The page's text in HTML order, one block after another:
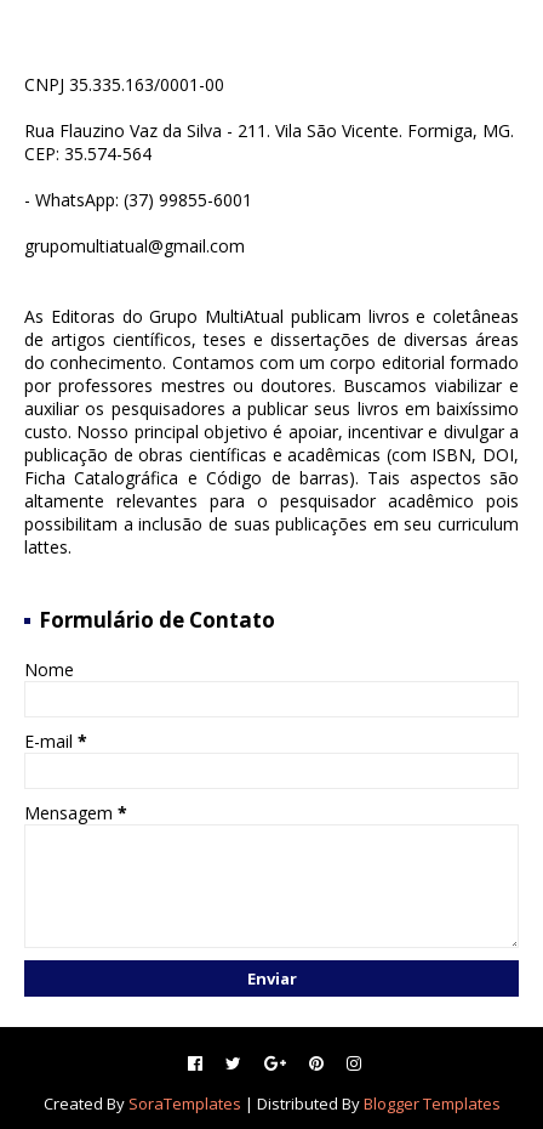
CNPJ 35.335.163/0001-00
Rua Flauzino Vaz da Silva - 211. Vila São Vicente. Formiga, MG.
CEP: 35.574-564
- WhatsApp: (37) 99855-6001
grupomultiatual@gmail.com
As Editoras do Grupo MultiAtual publicam livros e coletâneas
de artigos científicos, teses e dissertações de diversas áreas
do conhecimento. Contamos com um corpo editorial formado
por professores mestres ou doutores. Buscamos viabilizar e
auxiliar os pesquisadores a publicar seus livros em baixíssimo
custo. Nosso principal objetivo é apoiar, incentivar e divulgar a
publicação de obras científicas e acadêmicas (com ISBN, DOI,
Ficha Catalográfica e Código de barras). Tais aspectos são
altamente relevantes para o pesquisador acadêmico pois
possibilitam a inclusão de suas publicações em seu curriculum
lattes.
Formulário de Contato
Nome
E-mail *
Mensagem *
Created By SoraTemplates | Distributed ByBlogger Templates